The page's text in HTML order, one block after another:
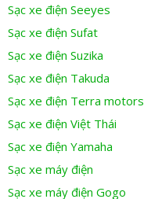
Sạc xe điện Seeyes
Sạc xe điện Sufat
Sạc xe điện Suzika
Sạc xe điện Takuda
Sạc xe điện Terra motors
Sạc xe điện Việt Thái
Sạc xe điện Yamaha
Sạc xe máy điện
Sạc xe máy điện Gogo